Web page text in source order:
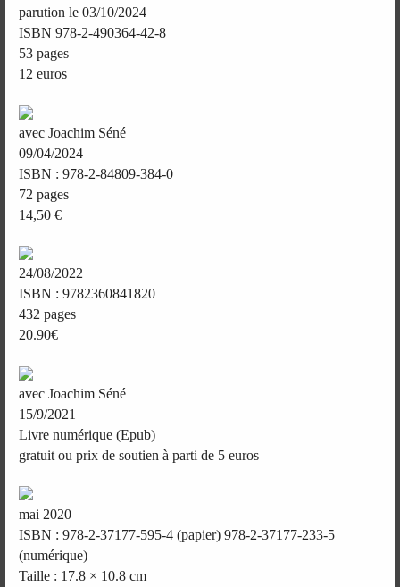
parution le 03/10/2024
ISBN 978-2-490364-42-8
53 pages
12 euros
avec Joachim Séné
09/04/2024
ISBN : 978-2-84809-384-0
72 pages
14,50 €
24/08/2022
ISBN : 9782360841820
432 pages
20.90€
avec Joachim Séné
15/9/2021
Livre numérique (Epub)
gratuit ou prix de soutien à parti de 5 euros
mai 2020
ISBN : 978-2-37177-595-4 (papier) 978-2-37177-233-5
(numérique)
Taille : 17.8 × 10.8 cm